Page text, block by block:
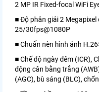
2 MP IR Fixed-focal WiFi
■ Độ phân giải 2 Megapixel
25/30fps@1080P
■ Chuẩn nèn hình ảnh
■ Chế độ ngày đêm (ICR),
động cân bằng trắng
(AGC), bù sáng (BLC),